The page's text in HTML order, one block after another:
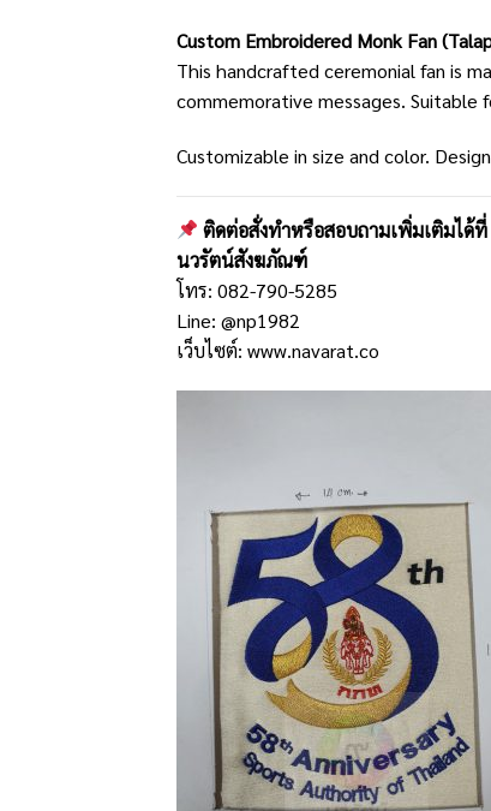
Custom Embroidered Monk Fan
This handcrafted ceremonial fan is
commemorative messages.
Customizable in size and color.
ติดต่อสั่งทำหรือสอบถามเพิ่มเติมได้ที่
นวรัตน์สังฆภัณฑ์
โทร: 082-790-5285
Line: @np1982
เว็บไซต์: www.navarat.co